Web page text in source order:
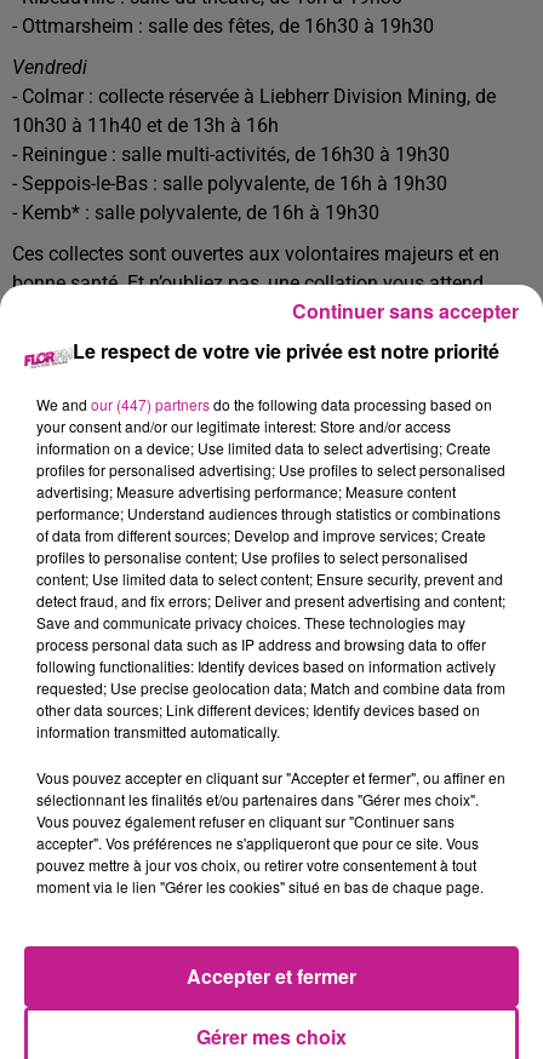
- Ottmarsheim : salle des fêtes, de 16h30 à 19h30
Vendredi
- Colmar : collecte réservée à Liebherr Division Mining, de
10h30 à 11h40 et de 13h à 16h
- Reiningue : salle multi-activités, de 16h30 à 19h30
- Seppois-le-Bas : salle polyvalente, de 16h à 19h30
- Kemb* : salle polyvalente, de 16h à 19h30
Ces collectes sont ouvertes aux volontaires majeurs et en
bonne santé. Et n’oubliez pas, une collation vous attend
14ᵉ édition de "Temps fort Marionnettes"
Le festival "Temps fort Marionnettes" s’installe à la Salle
Europe de Colmar. Dès aujourd’hui et jusqu’au 23 novembre,
venez découvrir des spectacles tout public autour de la
marionnette et de l’objet animé.
Principalement destinés aux jeunes enfants, ces spectacles
sont variés et de qualité. Retrouvez les horaires et les dates
précises sur le sitehttp://www.lezard.org.
Escape game à Niederhergheim
Plongez dans l’escape game "Traqueur d’infox", organisé ce
et demain à Jebsheim.
Ce jeu d’énigmes met les participants au défi d’aider un
journaliste victime de cyberpirates en démêlant une fake
news basée sur des images truquées. L’objectif est de
organisatrices pour plus de renseignements.
Le respect de votre vie privée est notre priorité
We and our (447) partnersdo the following data processing based on
your consent and/or our legitimate interest: Store and/or access
information on a device; Use limited data to select advertising; Create
profiles for personalised advertising; Use profiles to select personalised
advertising; Measure advertising performance; Measure content
performance; Understand audiences through statistics or combinations
of data from different sources; Develop and improve services; Create
profiles to personalise content; Use profiles to select personalised
content; Use limited data to select content; Ensure security, prevent and
detect fraud, and fix errors; Deliver and present advertising and content;
Save and communicate privacy choices. These technologies may
process personal data such as IP address and browsing data to offer
following functionalities: Identify devices based on information actively
requested; Use precise geolocation data; Match and combine data from
other data sources; Link different devices; Identify devices based on
information transmitted automatically.
Vous pouvez accepter en cliquant sur "Accepter et fermer", ou affiner en
sélectionnant les finalités et/ou partenaires dans "Gérer mes choix".
Vous pouvez également refuser en cliquant sur "Continuer sans
accepter". Vos préférences ne s'appliqueront que pour ce site. Vous
pouvez mettre à jour vos choix, ou retirer votre consentement à tout
moment via le lien "Gérer les cookies" situé en bas de chaque page.
Gérer mes choix
Accepter et fermer
Continuer sans accepter